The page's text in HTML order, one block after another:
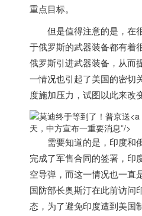
重点目标。
但是值得注意的是，在
于俄罗斯的武器装备都有着
俄罗斯引进武器装备，从而
一情况也引起了美国的密切
度施加压力，试图以此来改
天，中方宣布一重要消息”/>
需要知道的是， 印度和
完成了军售合同的签署， 印
空导弹，而这一情况也一直
国防部长奥斯汀在此前访问
态，为了避免印度遭到美国